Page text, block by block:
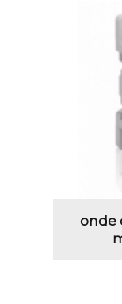
onde